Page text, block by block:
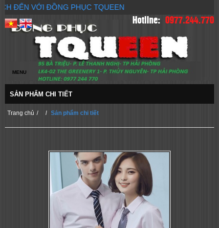
KHÁCH ĐẾN VỚI ĐỒNG PHỤC TQUEEN
Hotline: 0977.244.770
SẢN PHẨM CHI TIẾT
Trang chủ / Sản phẩm chi tiết